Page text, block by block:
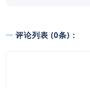
评论列表 (0条)：